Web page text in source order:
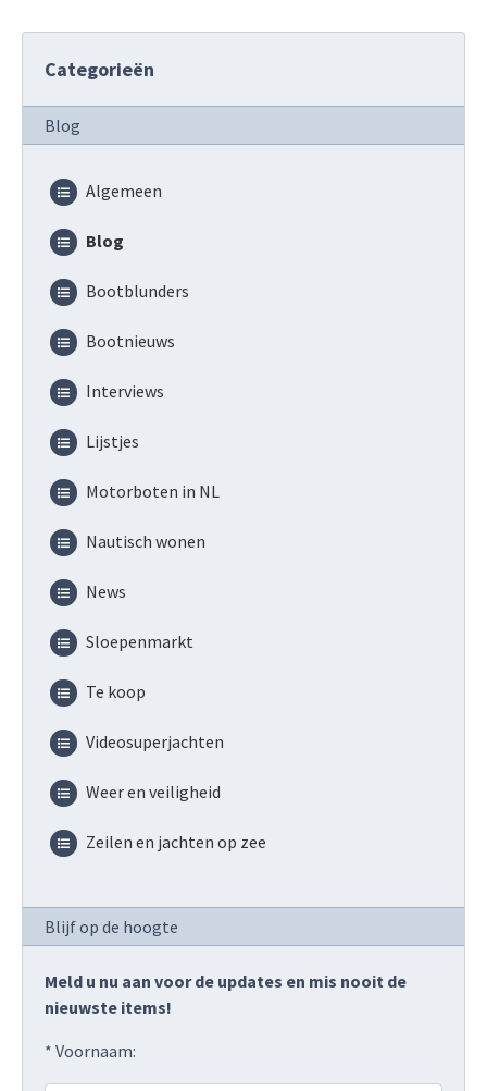
Categorieën
Blog
Algemeen
Blog
Bootblunders
Bootnieuws
Interviews
Lijstjes
Motorboten in NL
Nautisch wonen
News
Sloepenmarkt
Te koop
Videosuperjachten
Weer en veiligheid
Zeilen en jachten op zee
Blijf op de hoogte
Meld u nu aan voor de updates en mis nooit de
nieuwste items!
* Voornaam: